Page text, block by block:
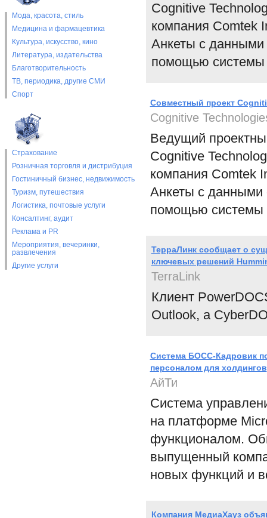
Мода, красота, стиль
Медицина и фармацевтика
Культура, искусство, кино
Литература, издательства
Благотворительность
ТВ, периодика, другие СМИ
Спорт
Страхование
Розничная торговля и дистрибуция
Гостиничный бизнес, недвижимость
Туризм, путешествия
Логистика, почтовые услуги
Консалтинг, аудит
Реклама и PR
Мероприятия, вечеринки,
развлечения
Другие услуги
Cognitive
компания Comtek
Анкеты с данными
помощью системы
Совместный проект
Cognitive
Ведущий
Cognitive
компания Comtek
Анкеты с данными
помощью системы
ТерраЛинк сообщает о
ключевых решений
TerraLink
Клиент
Outlook, а
Система БОСС-Кадровик
персоналом для холдингов
АйТи
Система
на платформе
функционалом.
выпущенный
новых функций и
Компания МедиаХауз